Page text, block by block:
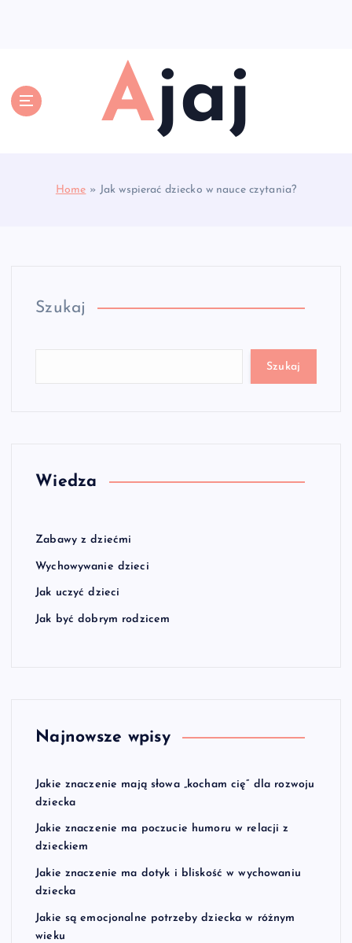
Ajaj
Home » Jak wspierać dziecko w nauce czytania?
Szukaj
Szukaj
Wiedza
Zabawy z dziećmi
Wychowywanie dzieci
Jak uczyć dzieci
Jak być dobrym rodzicem
Najnowsze wpisy
Jakie znaczenie mają słowa „kocham cię” dla rozwoju
dziecka
Jakie znaczenie ma poczucie humoru w relacji z
dzieckiem
Jakie znaczenie ma dotyk i bliskość w wychowaniu
dziecka
Jakie są emocjonalne potrzeby dziecka w różnym
wieku